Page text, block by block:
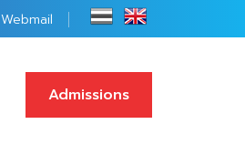
Webmail
Admissions